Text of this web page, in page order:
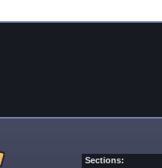
Sections: